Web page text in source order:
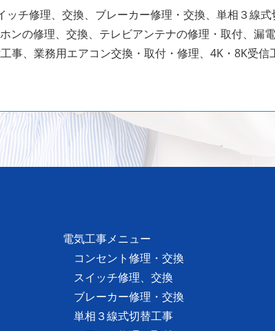
チ修理、交換、ブレーカー修理・交換、単相３線
の修理、交換、テレビアンテナの修理・取付、漏
事、業務用エアコン交換・取付・修理、4K・8K受信
電気工事メニュー
コンセント修理・交換
スイッチ修理、交換
ブレーカー修理・交換
単相３線式切替工事